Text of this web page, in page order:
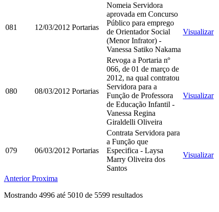
081 12/03/2012 Portarias
Nomeia Servidora
aprovada em Concurso
Público para emprego
de Orientador Social
(Menor Infrator) -
Vanessa Satiko Nakama
Visualizar
080 08/03/2012 Portarias
Revoga a Portaria nº
066, de 01 de março de
2012, na qual contratou
Servidora para a
Função de Professora
de Educação Infantil -
Vanessa Regina
Giraldelli Oliveira
Visualizar
079 06/03/2012 Portarias
Contrata Servidora para
a Função que
Especifica - Laysa
Marry Oliveira dos
Santos
Visualizar
AnteriorProxima
Mostrando 4996 até 5010 de 5599 resultados